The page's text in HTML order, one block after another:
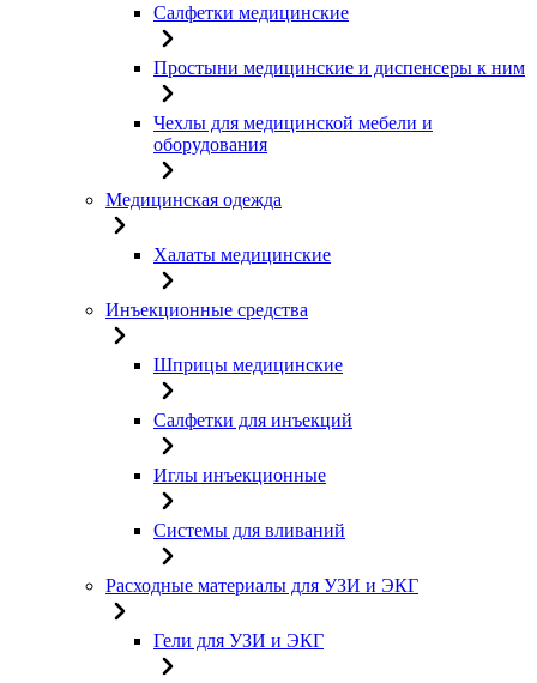
Салфетки медицинские
Простыни медицинские и диспенсеры к ним
Чехлы для медицинской мебели и
оборудования
Медицинская одежда
Халаты медицинские
Инъекционные средства
Шприцы медицинские
Салфетки для инъекций
Иглы инъекционные
Системы для вливаний
Расходные материалы для УЗИ и ЭКГ
Гели для УЗИ и ЭКГ